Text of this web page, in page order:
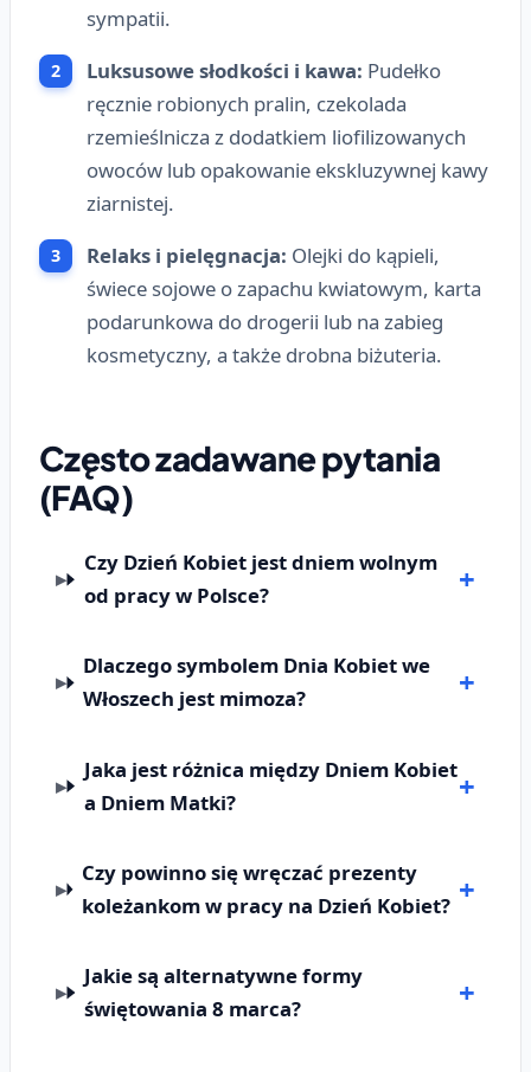
sympatii.
Luksusowe słodkości i kawa: Pudełko
ręcznie robionych pralin, czekolada
rzemieślnicza z dodatkiem liofilizowanych
owoców lub opakowanie ekskluzywnej kawy
ziarnistej.
Relaks i pielęgnacja: Olejki do kąpieli,
świece sojowe o zapachu kwiatowym, karta
podarunkowa do drogerii lub na zabieg
kosmetyczny, a także drobna biżuteria.
Często zadawane pytania
(FAQ)
Czy Dzień Kobiet jest dniem wolnym
od pracy w Polsce?
Dlaczego symbolem Dnia Kobiet we
Włoszech jest mimoza?
Jaka jest różnica między Dniem Kobiet
a Dniem Matki?
Czy powinno się wręczać prezenty
koleżankom w pracy na Dzień Kobiet?
Jakie są alternatywne formy
świętowania 8 marca?